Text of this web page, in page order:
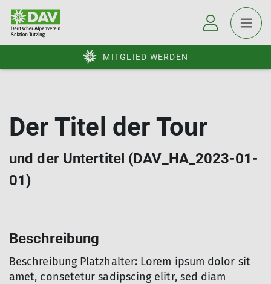
MITGLIED WERDEN
Der Titel der Tour
und der Untertitel (DAV_HA_2023-01-
01)
Beschreibung
Beschreibung Platzhalter: Lorem ipsum dolor sit
amet, consetetur sadipscing elitr, sed diam